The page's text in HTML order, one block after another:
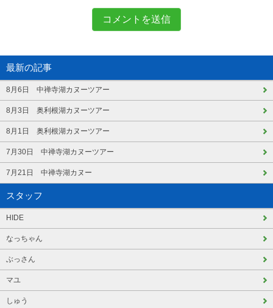
最新の記事
8月6日 中禅寺湖カヌーツアー
8月3日 奥利根湖カヌーツアー
8月1日 奥利根湖カヌーツアー
7月30日 中禅寺湖カヌーツアー
7月21日 中禅寺湖カヌー
スタッフ
HIDE
なっちゃん
ぶっさん
マユ
しゅう